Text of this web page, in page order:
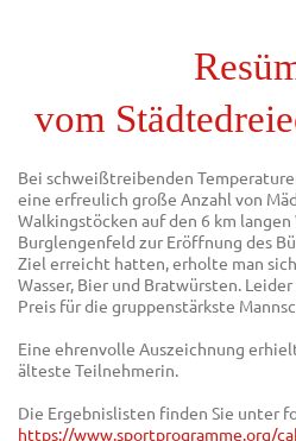
vom
Bei schweißtreibenden
eine erfreulich große Anzahl von
Walkingstöcken auf den 6 km
Burglengenfeld zur Eröffnung des
Ziel erreicht hatten, erholte man
Wasser, Bier und Bratwürsten.
Preis für die gruppenstärkste
Eine ehrenvolle Auszeichnung
älteste Teilnehmerin.
Die Ergebnislisten finden Sie unter
https://www.sportprogramme.org/